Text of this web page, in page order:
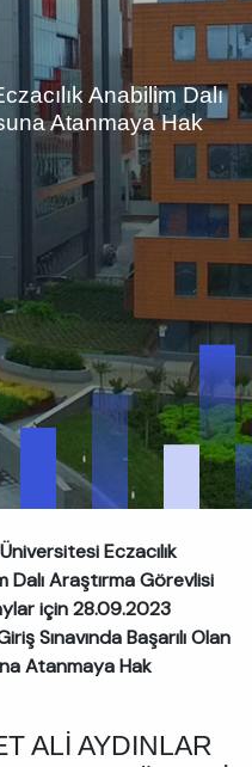
Anabilim Dalı
Atanmaya Hak
Eczacılık
Dalı Araştırma Görevlisi
için 28.09.2023
Sınavında Başarılı Olan
Atanmaya Hak
ALİ AYDINLAR